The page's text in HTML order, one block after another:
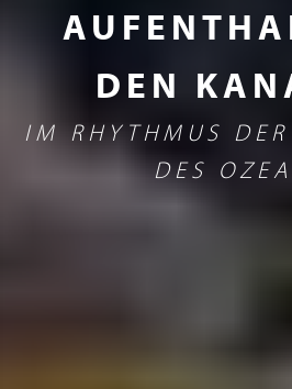
DEN
IM RHYTHMUS
DES